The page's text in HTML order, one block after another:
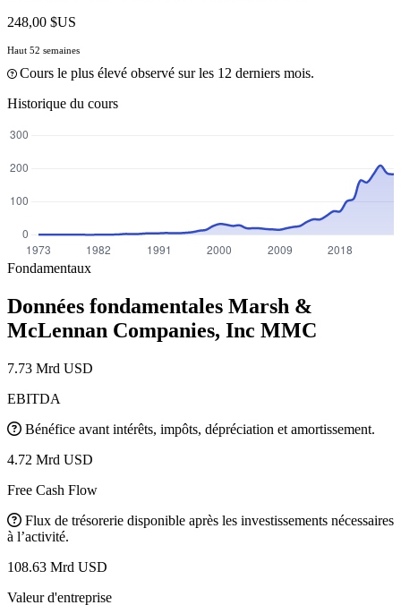
248,00 $US
Haut 52 semaines
Cours le plus élevé observé sur les 12 derniers mois.
Historique du cours
Fondamentaux
Données fondamentales Marsh &
McLennan Companies, Inc MMC
7.73 Mrd USD
EBITDA
Bénéfice avant intérêts, impôts, dépréciation et amortissement.
4.72 Mrd USD
Free Cash Flow
Flux de trésorerie disponible après les investissements nécessaires
à l’activité.
108.63 Mrd USD
Valeur d'entreprise